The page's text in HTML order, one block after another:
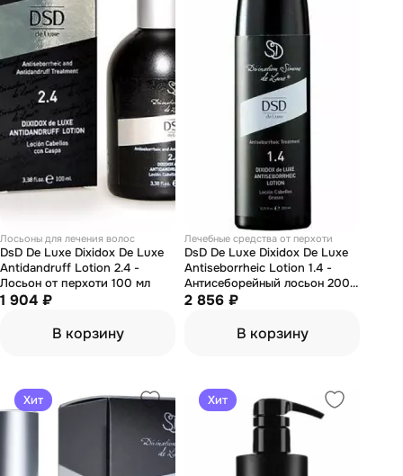
Лосьоны для лечения волос
DsD De Luxe Dixidox De Luxe
Antidandruff Lotion 2.4 -
Лосьон от перхоти 100 мл
1 904 ₽
В корзину
Лечебные средства от перхоти
DsD De Luxe Dixidox De Luxe
Antiseborrheic Lotion 1.4 -
Антисеборейный лосьон 200
мл
2 856 ₽
В корзину
Хит Хит